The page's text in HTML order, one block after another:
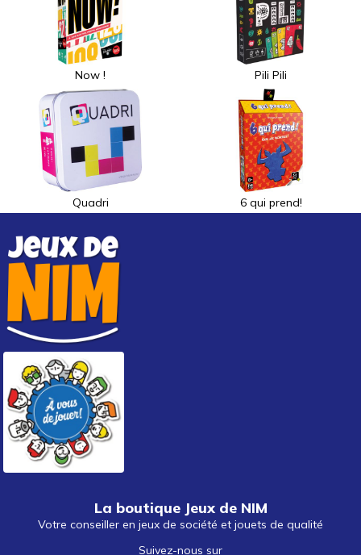
Now ! Pili Pili
Quadri 6 qui prend!
La boutique Jeux de NIM
Votre conseiller en jeux de société et jouets de qualité
Suivez-nous sur